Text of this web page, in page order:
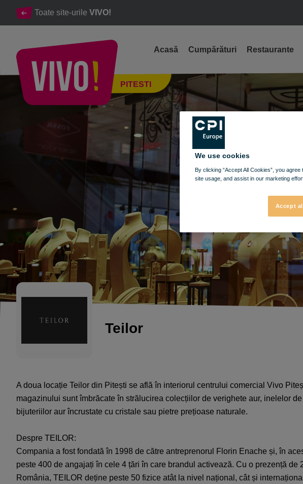
Toate site-urile VIVO!
PITESTI
Acasă Cumpărături Restaurante
Teilor, pietre pretioase autentice si bijuterii
Teilor
A doua locație Teilor din Pitești se află în interiorul centrului comercial Vivo
magazinului sunt îmbrăcate în strălucirea colecțiilor de verighete aur, inelelor
bijuteriilor aur încrustate cu cristale sau pietre prețioase naturale.
Despre TEILOR:
Compania a fost fondată în 1998 de către antreprenorul Florin Enache și, în
peste 400 de angajați în cele 4 țări în care brandul activează. Cu o prezență de
România, TEILOR deține peste 50 fizice atât la nivel național, cât și
We use cookies
By clicking “Accept All Cookies”, you
site usage, and assist in our marketing
Accept